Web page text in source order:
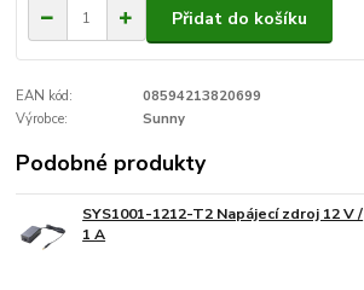
Přidat do košíku
EAN kód:
08594213820699
Výrobce:
Sunny
Podobné produkty
SYS1001-1212-T2 Napájecí zdroj 12 V /
1 A